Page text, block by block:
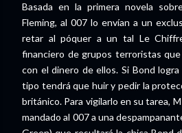
Basada en la primera novela
Fleming, al 007 lo envían a un
retar al póquer a un tal Le
financiero de grupos terroristas
con el dinero de ellos. Si Bond
tipo tendrá que huir y pedir la
británico. Para vigilarlo en su tarea,
mandado al 007 a una